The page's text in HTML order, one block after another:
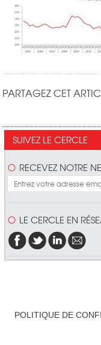
PARTAGEZ CET
SUIVEZ LE CERCLE
RECEVEZ NOTRE
LE CERCLE EN
POLITIQUE DE